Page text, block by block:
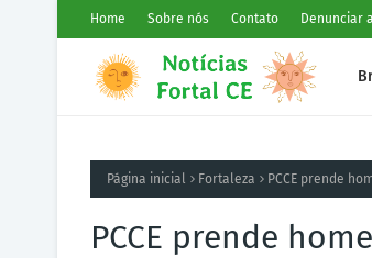
Home Sobre nós Contato Denunciar
Página inicial Fortaleza PCCE prende
PCCE prende